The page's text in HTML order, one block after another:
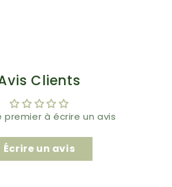
Clients
premier à écrire un avis
Écrire un avis